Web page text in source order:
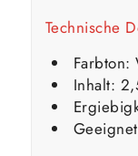
Technische
Farbton:
Inhalt: